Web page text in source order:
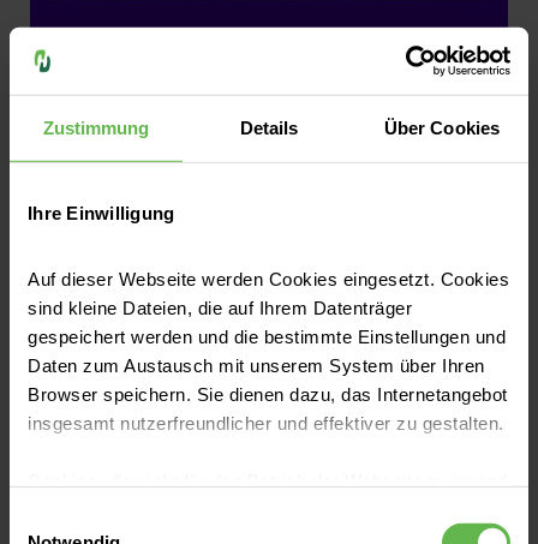
Zustimmung Details Über Cookies
Ihre Einwilligung
Auf dieser Webseite werden Cookies eingesetzt. Cookies
sind kleine Dateien, die auf Ihrem Datenträger
gespeichert werden und die bestimmte Einstellungen und
Daten zum Austausch mit unserem System über Ihren
Browser speichern. Sie dienen dazu, das Internetangebot
insgesamt nutzerfreundlicher und effektiver zu gestalten.
eingesetzt werden.
Zentren im Klinikum
die die Kompetenzen mehrerer